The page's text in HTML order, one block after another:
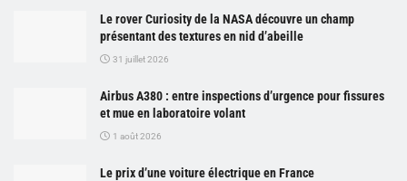
Le rover Curiosity de la NASA découvre un champ
présentant des textures en nid d’abeille
31 juillet 2026
Airbus A380 : entre inspections d’urgence pour fissures
et mue en laboratoire volant
1 août 2026
Le prix d’une voiture électrique en France